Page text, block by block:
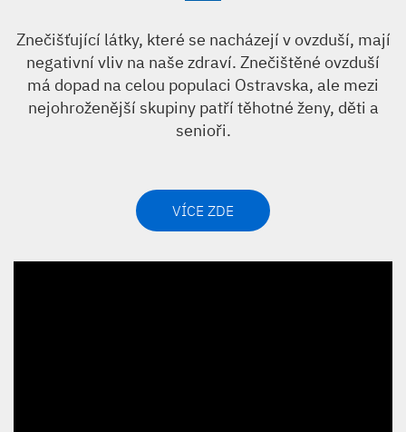
Znečišťující látky, které se nacházejí v ovzduší, mají
negativní vliv na naše zdraví. Znečištěné ovzduší
má dopad na celou populaci Ostravska, ale mezi
nejohroženější skupiny patří těhotné ženy, děti a
senioři.
VÍCE ZDE